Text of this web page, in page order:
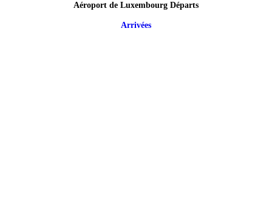
Aéroport de Luxembourg Départs
Arrivées